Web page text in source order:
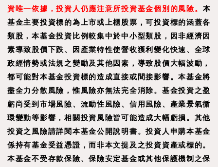
資唯一依據，投資人仍應注意所投資基金個別的風險。 本
基金主要投資標的為上市或上櫃股票，可投資標的涵蓋各
類股，本基金投資比例較集中於中小型類股，因非經濟因
素導致股價下跌、因產業特性使營收獲利變化快速、全球
政經情勢或法規之變動及其他因素，導致股價大幅波動，
都可能對本基金投資標的造成直接或間接影響。本基金將
盡全力分散風險，惟風險亦無法完全消除。基金投資之盈
虧尚受到市場風險、流動性風險、信用風險、產業景氣循
環變動等影響，相關投資風險皆可能造成大幅虧損。其他
投資之風險請詳閱本基金公開說明書。投資人申購本基金
係持有基金受益憑證，而非本文提及之投資資產或標的。
本基金不受存款保險、保險安定基金或其他保護機制之保